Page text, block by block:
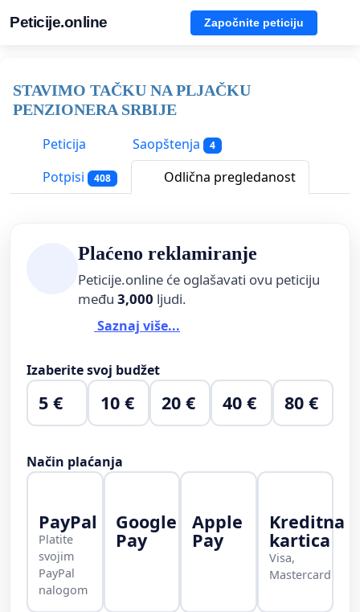
Peticije.online Započnite peticiju
STAVIMO TAČKU NA PLJAČKU
PENZIONERA SRBIJE
Peticija
Saopštenja 4
Potpisi 408 Odlična pregledanost
Plaćeno reklamiranje
Peticije.online će oglašavati ovu peticiju
među 3,000 ljudi.
Saznaj više...
Izaberite svoj budžet
5 € 10 € 20 € 40 € 80 €
Način plaćanja
PayPal
Platite
svojim
PayPal
nalogom
Google
Pay
Apple
Pay
Kreditna
kartica
Visa,
Mastercard